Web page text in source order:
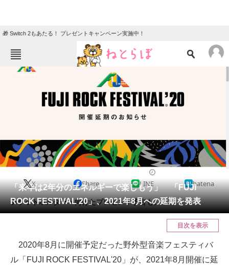
🎁 Switch 2もあたる！ プレゼントキャンペーン実施中！
ねとらぼメニュー
ニュース
クイズ
住まい 教育・育児
動物 リサーチ
会員記事
メディア
ITの今と未来を見通す
「来年は2年分のエネルギーで楽しもう」 「FUJI
ROCK FESTIVAL'20」、2021年8月への延期を発表
X Share LINE hatena
チケットホルダーへ向けたプレゼント予告も。
目次を表示
2020年8月に開催予定だった野外型音楽フェスティバ
ル「FUJI ROCK FESTIVAL'20」が、2021年8月開催に延